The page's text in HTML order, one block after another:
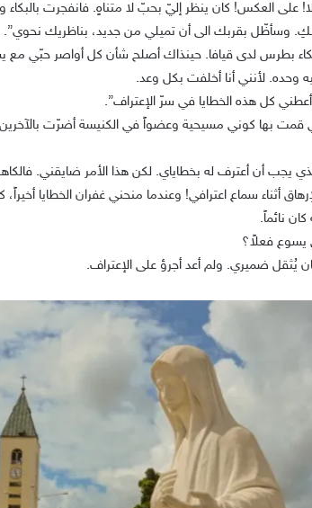
لا! على العكس! كان ينظر إليّ بحبّ لا متناهٍ. فانفجرت
وسأظّل بقربك الى أن تميلي من جديد، بناظريك نحوي”.
بطرس لدى قيافا. حينذاك أصلح شأن كل أواصر حبّي مع
وحده. لأنني أنا أخلفت بكل وعد.
كل هذه الخطايا في سرّ الإعتراف”.
قمت بها كوني مسيحية وعضواً في الكنيسة أضرّت
يجب أن أعترف له بخطاياي. لكن هذا الأمر ضايقني.
أثناء سماع اعترافي! وعندما منحني غفران الخطايا
نائماً.
يسوع فعلاً؟
يُثقل ضميري. ولم أعد أجرؤ على الإعتراف.